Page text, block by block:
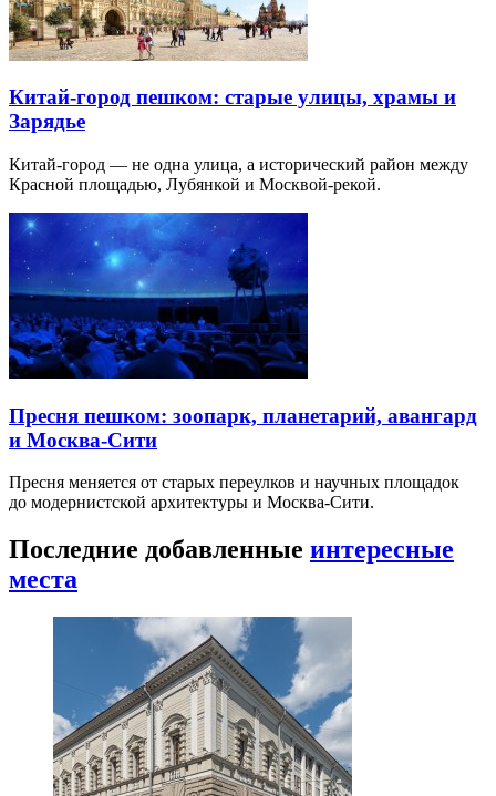
Китай-город пешком: старые улицы, храмы и
Зарядье
Китай-город — не одна улица, а исторический район между
Красной площадью, Лубянкой и Москвой-рекой.
Пресня пешком: зоопарк, планетарий, авангард
и Москва-Сити
Пресня меняется от старых переулков и научных площадок
до модернистской архитектуры и Москва-Сити.
Последние добавленные интересные
места